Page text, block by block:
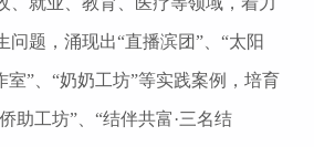
问题，涌现出“直播滨团”、“太阳
室”、“奶奶工坊”等实践案例，培育
助工坊”、“结伴共富·三名结